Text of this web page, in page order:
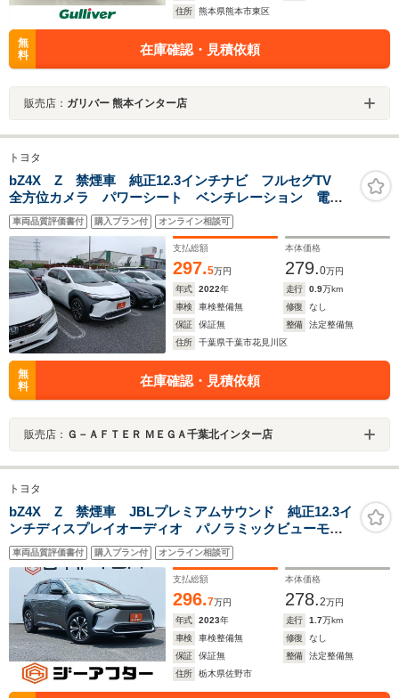
住所
熊本県熊本市東区
無
料
在庫確認・見積依頼
販売店： ガリバー 熊本インター店
トヨタ
bZ4X Z 禁煙車 純正12.3インチナビ フルセグTV
全方位カメラ パワーシート ベンチレーション 電動
リアゲート 純正18インチアルミホイール スマートキ
ー キーレスエントリー ステアリングリモコン
車両品質評価書付 購入プラン付 オンライン相談可
支払総額
297.5万円
本体価格
279.0万円
年式
2022年 走行 0.9万km
車検
車検整備無 修復
なし
保証
保証無 整備
法定整備無
住所
千葉県千葉市花見川区
無
料
在庫確認・見積依頼
販売店： Ｇ－ＡＦＴＥＲ ＭＥＧＡ千葉北インター店
トヨタ
bZ4X Z 禁煙車 JBLプレミアムサウンド 純正12.3イ
ンチディスプレイオーディオ パノラミックビューモニ
ター ブラインドスポットモニター ベンチレーショ
ン シートヒーター トヨタセーフティーセンス
車両品質評価書付 購入プラン付 オンライン相談可
支払総額
296.7万円
本体価格
278.2万円
年式
2023年 走行 1.7万km
車検
車検整備無 修復
なし
保証
保証無 整備
法定整備無
住所
栃木県佐野市